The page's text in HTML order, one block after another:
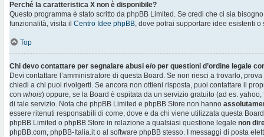
Perché la caratteristica X non è disponibile?
Questo programma è stato scritto da phpBB Limited. Se credi che ci sia
funzionalità, visita il Centro Idee phpBB, dove potrai supportare idee esistenti
Top
Chi devo contattare per segnalare abusi e/o per questioni d’ordine legale
Devi contattare l’amministratore di questa Board. Se non riesci a trovarlo,
chiedi a chi puoi rivolgerti. Se ancora non ottieni risposta, puoi contattare il
con whois) oppure, se la Board è ospitata da un servizio gratuito (ad es. yahoo,
di tale servizio. Nota che phpBB Limited e phpBB Store non hanno
essere ritenuti responsabili di come, dove e da chi viene utilizzata questa
phpBB Limited o phpBB Store in relazione a qualsiasi questione legale non
phpBB.com, phpBB-Italia.it o al software phpBB stesso. I messaggi di posta